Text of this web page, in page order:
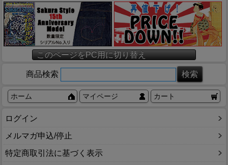
このページをPC用に切り替え
商品検索
ホーム マイページ カート
ログイン
メルマガ申込/停止
特定商取引法に基づく表示